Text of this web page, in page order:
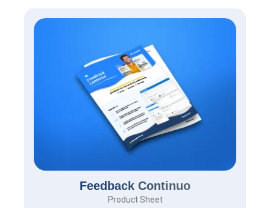
Feedback Continuo
Product Sheet